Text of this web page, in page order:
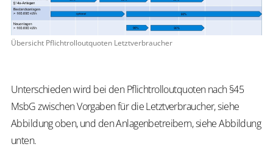
Übersicht Pflichtrolloutquoten Letztverbraucher
Unterschieden wird bei den Pflichtrolloutquoten nach §45
MsbG zwischen Vorgaben für die Letztverbraucher, siehe
Abbildung oben, und den Anlagenbetreibern, siehe Abbildung
unten.